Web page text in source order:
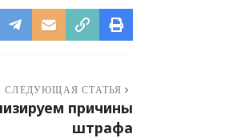
СЛЕДУЮЩАЯ СТАТЬЯ
причины
штрафа